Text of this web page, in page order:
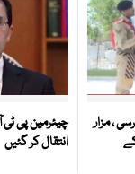
کی 68 ویں برسی ، مزار
چیئرمین پی ٹی
انتقال کر گئیں